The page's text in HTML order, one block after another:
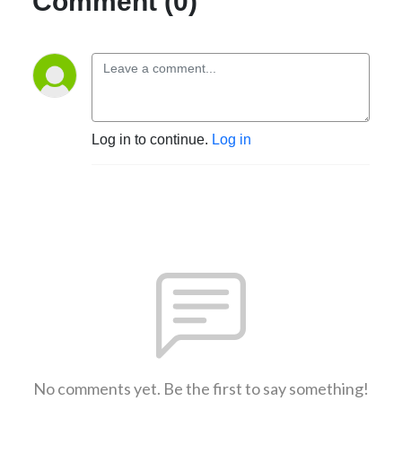
Log in to continue. Log in
No comments yet. Be the first to say something!